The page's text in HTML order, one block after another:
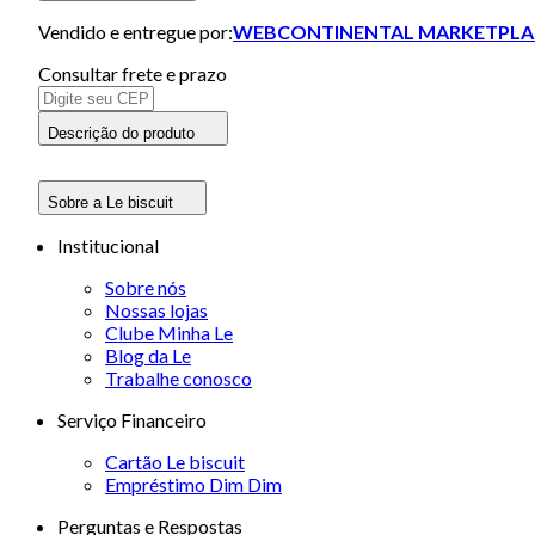
Vendido e entregue por:WEBCONTINENTAL
Consultar frete e prazo
Descrição do produto
Sobre a Le biscuit
Institucional
Sobre nós
Nossas lojas
Clube Minha Le
Blog da Le
Trabalhe conosco
Serviço Financeiro
Cartão Le biscuit
Empréstimo Dim Dim
Perguntas e Respostas